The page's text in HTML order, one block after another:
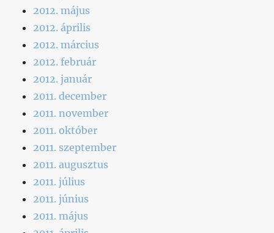
2012. május
2012. április
2012. március
2012. február
2012. január
2011. december
2011. november
2011. október
2011. szeptember
2011. augusztus
2011. július
2011. június
2011. május